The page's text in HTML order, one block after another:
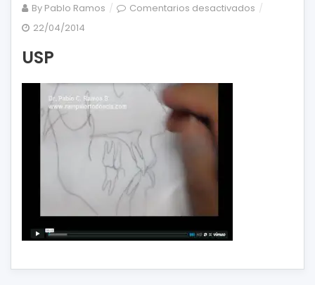
By Pablo Ramos Comentarios desactivados en
22/04/2014
USP